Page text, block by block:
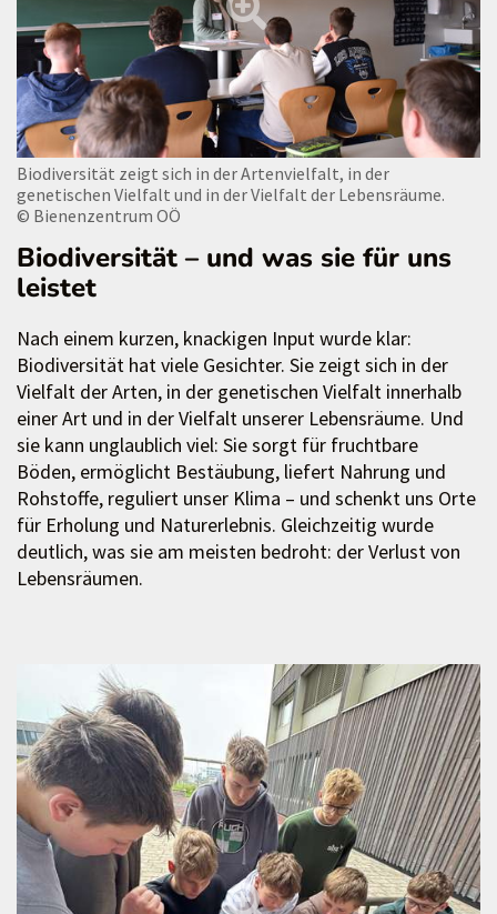
Biodiversität zeigt sich in der Artenvielfalt, in der
genetischen Vielfalt und in der Vielfalt der Lebensräume.
© Bienenzentrum OÖ
Biodiversität – und was sie für uns
leistet
Nach einem kurzen, knackigen Input wurde klar:
Biodiversität hat viele Gesichter. Sie zeigt sich in der
Vielfalt der Arten, in der genetischen Vielfalt innerhalb
einer Art und in der Vielfalt unserer Lebensräume. Und
sie kann unglaublich viel: Sie sorgt für fruchtbare
Böden, ermöglicht Bestäubung, liefert Nahrung und
Rohstoffe, reguliert unser Klima – und schenkt uns Orte
für Erholung und Naturerlebnis. Gleichzeitig wurde
deutlich, was sie am meisten bedroht: der Verlust von
Lebensräumen.